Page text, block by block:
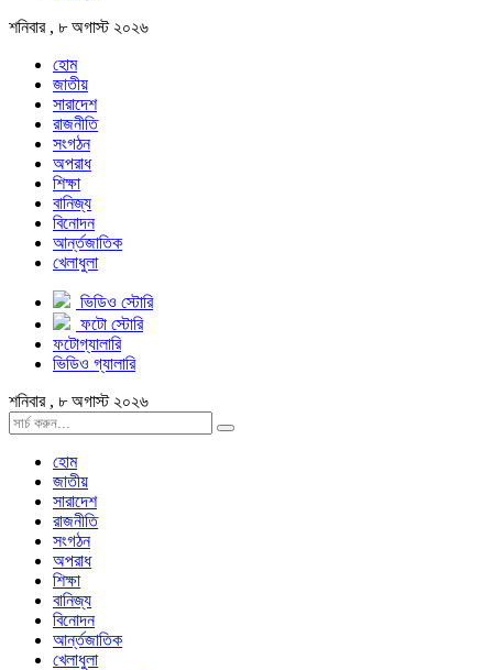
শনিবার , ৮ অগাস্ট ২০২৬
হোম
জাতীয়
সারাদেশ
রাজনীতি
সংগঠন
অপরাধ
শিক্ষা
বানিজ্য
বিনোদন
আর্ন্তজাতিক
খেলাধুলা
ভিডিও স্টোরি
ফটো স্টোরি
ফটোগ্যালারি
ভিডিও গ্যালারি
শনিবার , ৮ অগাস্ট ২০২৬
হোম
জাতীয়
সারাদেশ
রাজনীতি
সংগঠন
অপরাধ
শিক্ষা
বানিজ্য
বিনোদন
আর্ন্তজাতিক
খেলাধুলা